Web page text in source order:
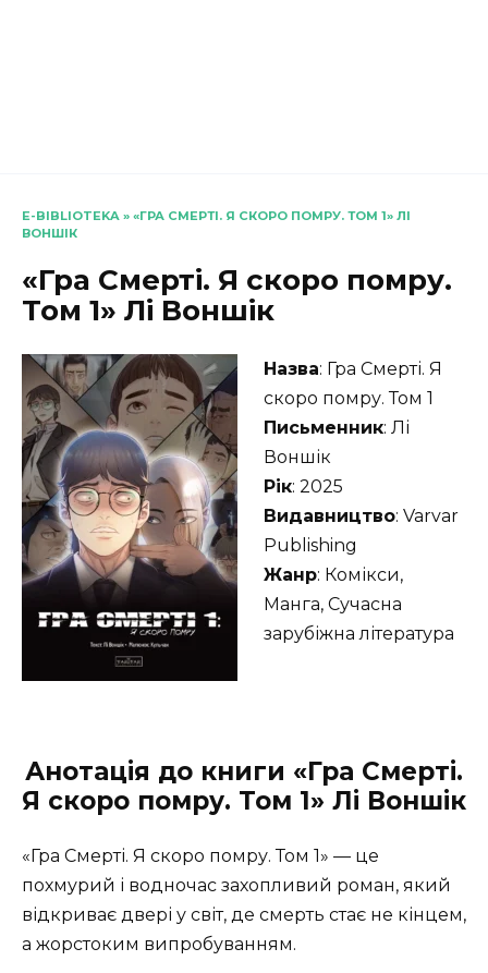
E-BIBLIOTEKA » «ГРА СМЕРТІ. Я СКОРО ПОМРУ. ТОМ 1» ЛІ
ВОНШІК
«Гра Смерті. Я скоро помру.
Том 1» Лі Воншік
Назва: Гра Смерті. Я
скоро помру. Том 1
Письменник: Лі
Воншік
Рік: 2025
Видавництво: Varvar
Publishing
Жанр: Комікси,
Манга, Сучасна
зарубіжна література
Анотація до книги «Гра Смерті.
Я скоро помру. Том 1» Лі Воншік
«Гра Смерті. Я скоро помру. Том 1» — це
похмурий і водночас захопливий роман, який
відкриває двері у світ, де смерть стає не кінцем,
а жорстоким випробуванням.